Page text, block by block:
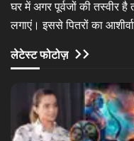
घर में अगर पूर्वजों की तस्वीर है
लगाएं। इससे पितरों का
लेटेस्ट फोटोज़